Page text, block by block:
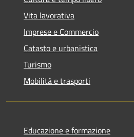
Vita lavorativa
Imprese e Commercio
Catasto e urbanistica
Turismo
Mobilità e trasporti
Educazione e formazione